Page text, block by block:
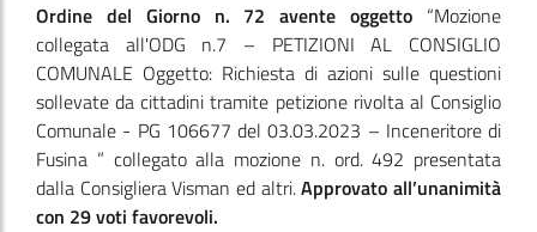
Ordine del Giorno n. 72 avente oggetto “Mozione
collegata all'ODG n.7 – PETIZIONI AL CONSIGLIO
COMUNALE Oggetto: Richiesta di azioni sulle questioni
sollevate da cittadini tramite petizione rivolta al Consiglio
Comunale - PG 106677 del 03.03.2023 – Inceneritore di
Fusina ” collegato alla mozione n. ord. 492 presentata
dalla Consigliera Visman ed altri.Approvato all’unanimità
con 29 voti favorevoli.